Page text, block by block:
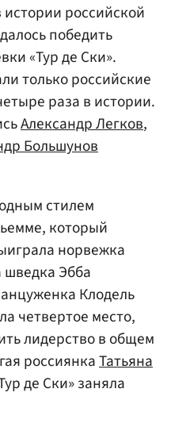
российской
победить
«Тур де Ски».
только российские
раза в истории.
Александр Легков,
Большунов
стилем
который
норвежка
шведка Эбба
Клодель
четвертое место,
лидерство в общем
россиянкаТатьяна
де Ски» заняла